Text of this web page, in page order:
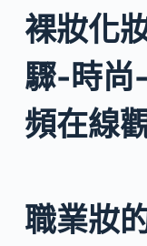
裸妝化
驟-時尚
頻在線
職業妝